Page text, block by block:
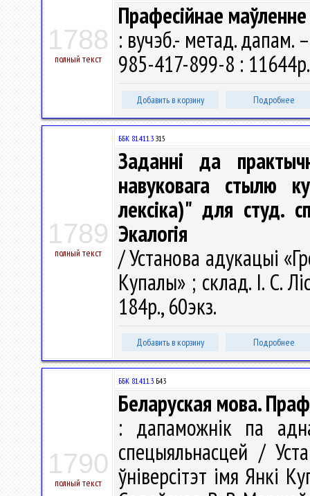
1788
полный текст
Прафесійнае
: вучэб.- метад. дапам.
985-417-899-8 :
Добавить в корзину Подробнее
1789
полный текст
ББК 81.411.3 З15
Заданні да
навуковага стылю
лексіка)" для студ.
Экалогія
/ Установа адукацыі
Купалы» ; склад. І. С.
184р., 60экз.
Добавить в корзину Подробнее
1790
полный текст
ББК 81.411.3 Б43
Беларуская мова.
: дапаможнік па
спецыяльнасцей /
ўніверсітэт імя Янкі